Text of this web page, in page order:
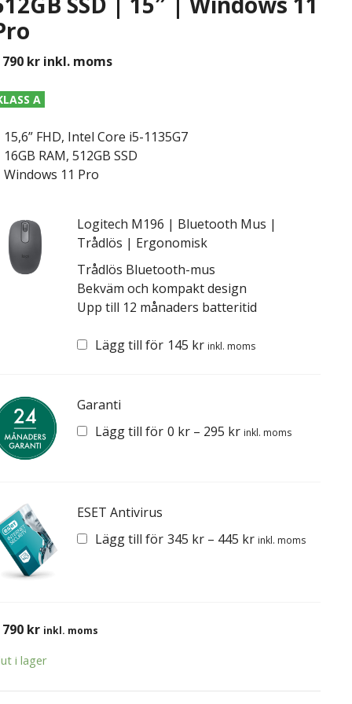
kr inkl. moms
A
15,6” FHD, Intel Core i5-1135G7
16GB RAM, 512GB SSD
Windows 11 Pro
Logitech M196 | Bluetooth Mus |
Trådlös | Ergonomisk
Trådlös Bluetooth-mus
Bekväm och kompakt design
Upp till 12 månaders batteritid
Lägg till för 145 kr inkl. moms
Garanti
Lägg till för 0 kr – 295 kr inkl. moms
ESET Antivirus
Lägg till för 345 kr – 445 kr inkl. moms
kr inkl. moms
i lager